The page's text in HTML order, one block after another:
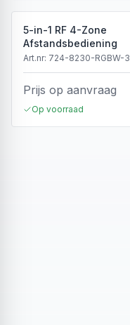
5-in-1 RF 4-Zone
Afstandsbediening
Art.nr: 724-8230-RGBW-3
Prijs op aanvraag
Op voorraad